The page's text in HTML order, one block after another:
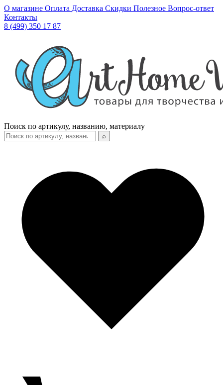
О магазине Оплата Доставка Скидки Полезное Вопрос-ответ
Контакты
8 (499) 350 17 87
Поиск по артикулу, названию, материалу
⌕